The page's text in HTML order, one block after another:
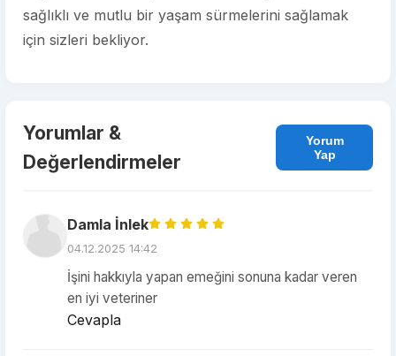
sağlıklı ve mutlu bir yaşam sürmelerini sağlamak
için sizleri bekliyor.
Yorumlar &
Değerlendirmeler
Yorum
Yap
Damla İnlek
04.12.2025 14:42
İşini hakkıyla yapan emeğini sonuna kadar veren
en iyi veteriner
Cevapla